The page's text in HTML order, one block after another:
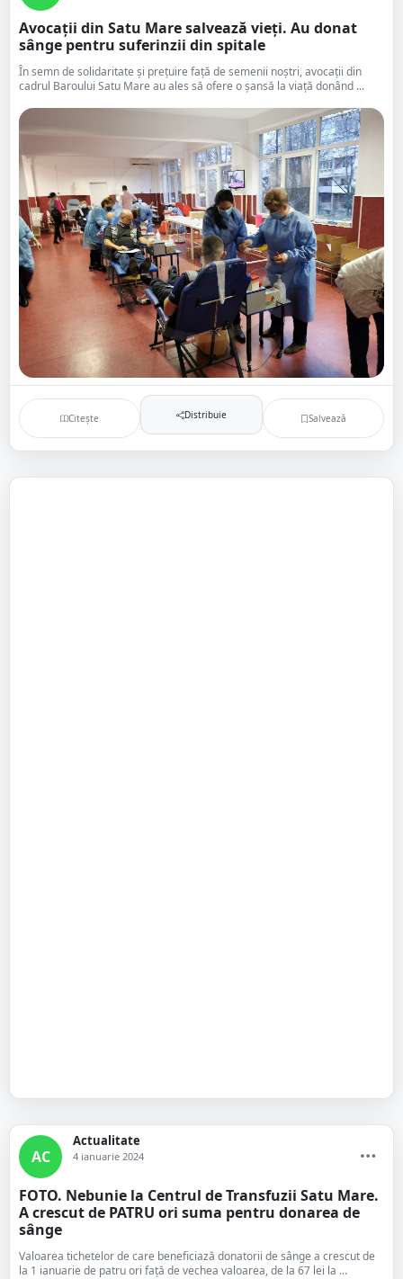
Avocații din Satu Mare salvează vieți. Au donat
sânge pentru suferinzii din spitale
În semn de solidaritate și prețuire față de semenii noștri, avocații din
cadrul Baroului Satu Mare au ales să ofere o șansă la viață donând ...
Citește Distribuie Salvează
AC
Actualitate
4 ianuarie 2024
FOTO. Nebunie la Centrul de Transfuzii Satu Mare.
A crescut de PATRU ori suma pentru donarea de
sânge
Valoarea tichetelor de care beneficiază donatorii de sânge a crescut de
la 1 ianuarie de patru ori față de vechea valoarea, de la 67 lei la ...